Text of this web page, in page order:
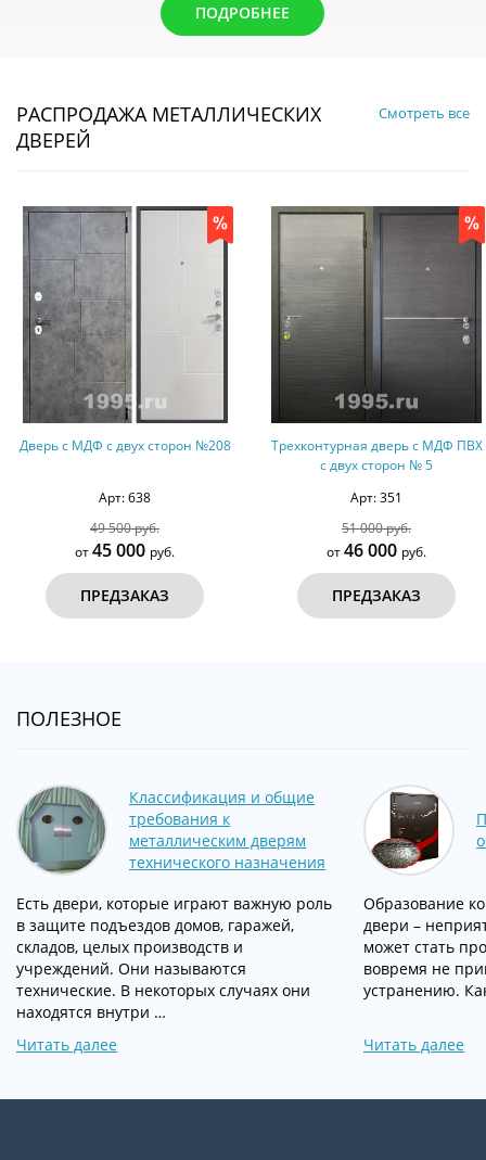
ПОДРОБНЕЕ
РАСПРОДАЖА МЕТАЛЛИЧЕСКИХ
ДВЕРЕЙ
Смотреть все
двух сторон №208
Трехконтурная дверь с МДФ ПВХ
с двух сторон № 5
ПРЕДЗАКАЗ
ПОЛЕЗНОЕ
Классификация и общие
требования к
металлическим дверям
технического назначения
Есть двери, которые играют важную роль
в защите подъездов домов, гаражей,
складов, целых производств и
учреждений. Они называются
технические. В некоторых случаях они
находятся внутри …
Читать далее
Образование
двери –
может стать
вовремя не
устранению.
Читать далее